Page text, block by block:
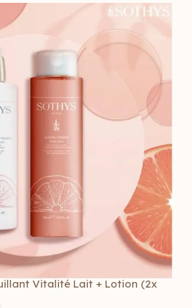
Vitalité Lait + Lotion (2x